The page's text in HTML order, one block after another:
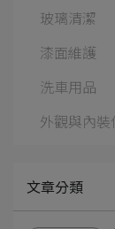
玻璃清潔
漆面維護
洗車用品
外觀與內裝
文章分類